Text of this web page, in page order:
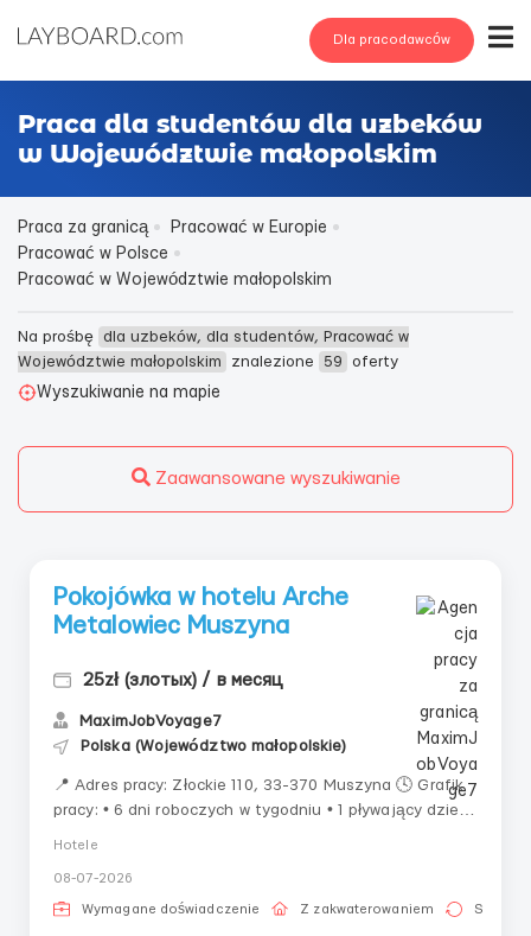
Dla pracodawców
Praca dla studentów dla uzbeków
w Województwie małopolskim
Praca za granicą
Pracować w Europie
Pracować w Polsce
Pracować w Województwie małopolskim
Na prośbę dla uzbeków, dla studentów, Pracować w
Województwie małopolskim
znalezione 59
oferty
Wyszukiwanie na mapie
Zaawansowane wyszukiwanie
Pokojówka w hotelu Arche
Metalowiec Muszyna
25zł (злотых) / в месяц
MaximJobVoyage7
Polska (Województwo małopolskie)
📍 Adres pracy: Złockie 110, 33-370 Muszyna 🕓 Grafik
pracy: • 6 dni roboczych w tygodniu • 1 pływający dzień
Hotele
08-07-2026
Wymagane doświadczenie Z zakwaterowaniem Stała